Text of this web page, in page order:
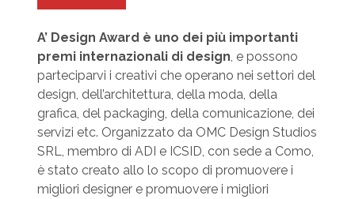
A’ Design Award è uno dei più importanti
premi internazionali di design, e possono
parteciparvi i creativi che operano nei settori del
design, dell’architettura, della moda, della
grafica, del packaging, della comunicazione, dei
servizi etc. Organizzato da OMC Design Studios
SRL, membro di ADI e ICSID, con sede a Como,
è stato creato allo lo scopo di promuovere i
migliori designer e promuovere i migliori